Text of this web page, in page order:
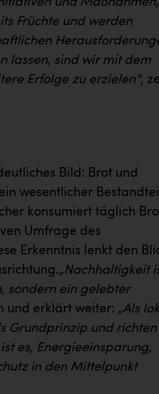
Früchte und werden
lassen, sind wir mit dem
Erfolge zu erzielen“,
Bild: Brot und
wesentlicher Bestandteil
konsumiert täglich
Umfrage des
Erkenntnis lenkt den
„Nachhaltigkeit
sondern ein gelebter
und erklärt weiter: „Als
Grundprinzip und richten
es, Energieeinsparung,
in den Mittelpunkt